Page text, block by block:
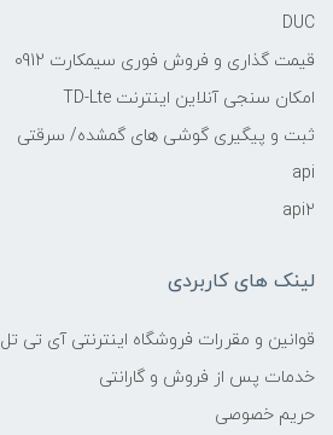
DUC
قیمت گذاری و فروش فوری سیمکارت 0912
امکان سنجی آنلاین اینترنت TD-Lte
ثبت و پیگیری گوشی های گمشده/ سرقتی
api
api2
لینک های کاربردی
قوانین و مقررات فروشگاه اینترنتی آی تی تل
خدمات پس از فروش و گارانتی
حریم خصوصی